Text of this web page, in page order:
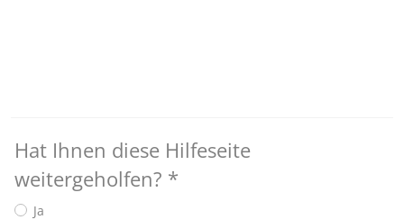
Hat Ihnen diese Hilfeseite
weitergeholfen? *
Ja